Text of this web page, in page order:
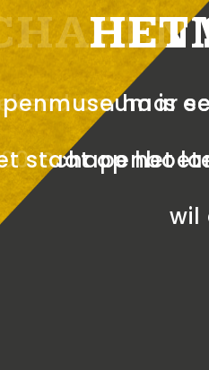
HET
is
staat op het
om haar
wil